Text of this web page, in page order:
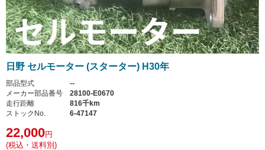
日野 セルモーター (スターター) H30年
部品型式
--
メーカー部品番号
28100-E0670
走行距離
816千km
ストックNo.
6-47147
22,000円
(税込・送料別)